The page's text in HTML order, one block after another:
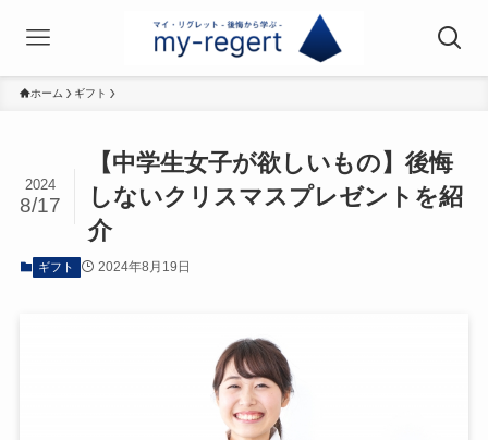
ホーム ギフト
【中学生女子が欲しいもの】後悔
しないクリスマスプレゼントを紹
介
2024
8/17
ギフト 2024年8月19日